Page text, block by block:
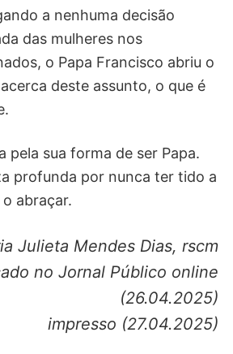
a nenhuma decisão
das mulheres nos
o Papa Francisco abriu o
deste assunto, o que é
pela sua forma de ser Papa.
profunda por nunca ter tido a
abraçar.
Julieta Mendes Dias, rscm
no Jornal Público online
(26.04.2025)
impresso (27.04.2025)